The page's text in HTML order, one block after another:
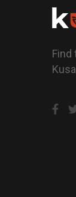
Find